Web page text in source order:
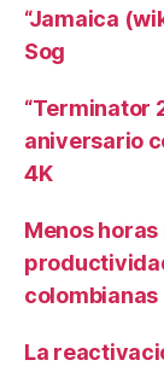
“Jamaica
Sog
“Terminator
aniversario
4K
Menos
colombianas
La